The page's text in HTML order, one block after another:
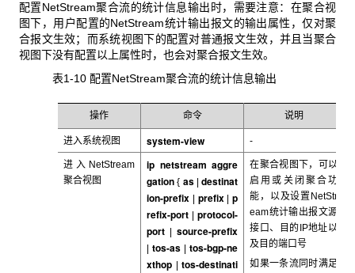
配置NetStream聚合流的统计信息输出时，需要注意： 在聚合视
图下，用户配置的NetStream统计输出报文的输出属性，仅对聚
合报文生效；而系统视图下的配置对普通报文生效，并且当聚合
视图下没有配置以上属性时，也会对聚合报文生效。
表1-10 配置NetStream聚合流的统计信息输出
操作 命令 说明
进入系统视图 system-view -
进入NetStream
聚合视图
ip netstream aggre
gation { as| destinat
ion-prefix
prefix| p
refix-port
protocol-
port
source-prefix
tos-as
tos-bgp-ne
xthop
tos-destinati
在聚合视图下，可以
启用或关闭聚合功
能，以及设置NetStr
eam统计输出报文源
接口、目的IP地址以
及目的端口号
如果一条流同时满足